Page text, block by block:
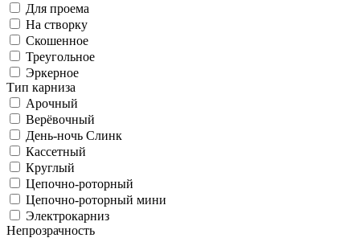
Для проема
На створку
Скошенное
Треугольное
Эркерное
Тип карниза
Арочный
Верёвочный
День-ночь Слинк
Кассетный
Круглый
Цепочно-роторный
Цепочно-роторный мини
Электрокарниз
Непрозрачность